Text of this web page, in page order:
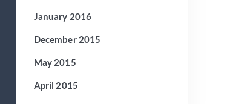
January 2016
December 2015
May 2015
April 2015